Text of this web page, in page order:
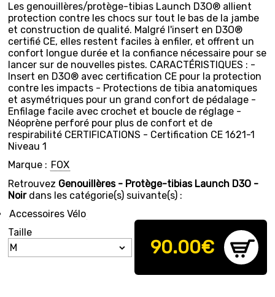
Les genouillères/protège-tibias Launch D3O® allient
protection contre les chocs sur tout le bas de la jambe
et construction de qualité. Malgré l'insert en D3O®
certifié CE, elles restent faciles à enfiler, et offrent un
confort longue durée et la confiance nécessaire pour se
lancer sur de nouvelles pistes. CARACTÉRISTIQUES : -
Insert en D3O® avec certification CE pour la protection
contre les impacts - Protections de tibia anatomiques
et asymétriques pour un grand confort de pédalage -
Enfilage facile avec crochet et boucle de réglage -
Néoprène perforé pour plus de confort et de
respirabilité CERTIFICATIONS - Certification CE 1621-1
Niveau 1
Marque : FOX
Retrouvez Genouillères - Protège-tibias Launch D3O -
Noirdans les catégorie(s) suivante(s) :
Accessoires Vélo
Taille
90.00€